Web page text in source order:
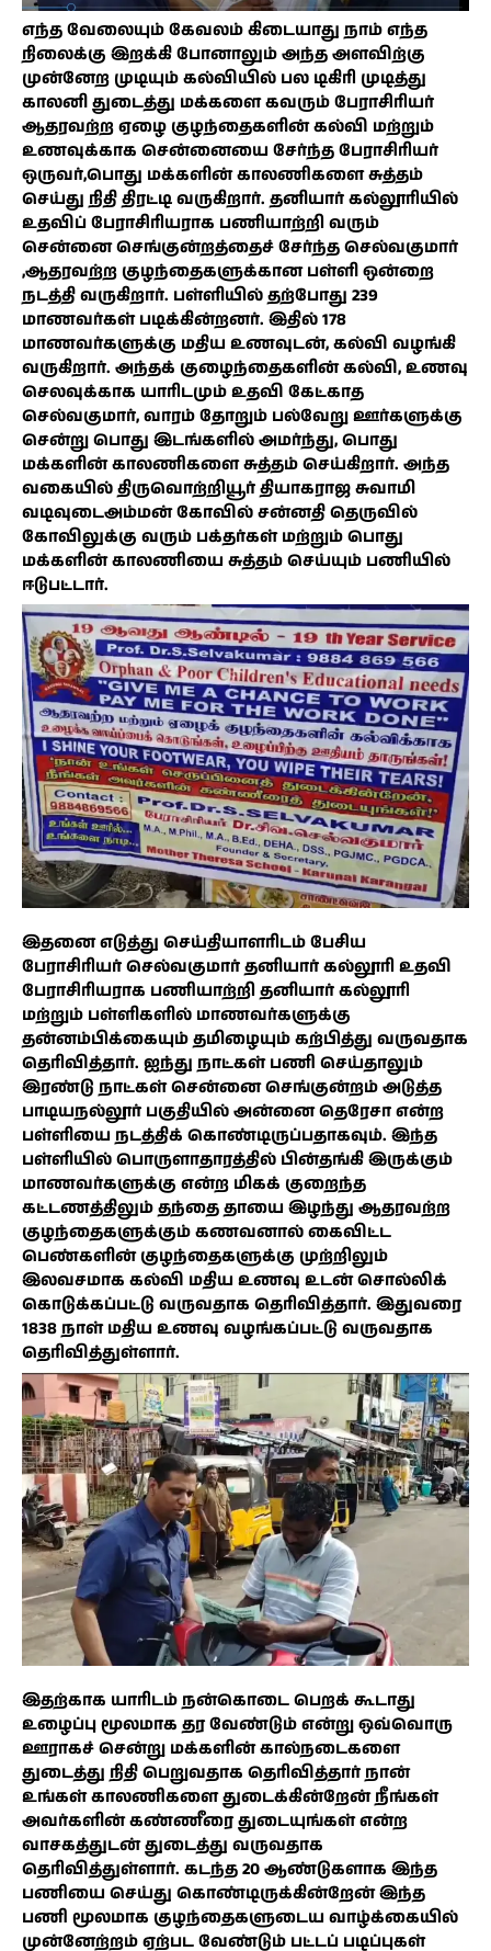
எந்த வேலையும் கேவலம் கிடையாது நாம் எந்த
நிலைக்கு இறக்கி போனாலும் அந்த அளவிற்கு
முன்னேற முடியும் கல்வியில் பல டிகிரி முடித்து
காலனி துடைத்து மக்களை கவரும் பேராசிரியர்
ஆதரவற்ற ஏழை குழந்தைகளின் கல்வி மற்றும்
உணவுக்காக சென்னையை சேர்ந்த பேராசிரியர்
ஒருவர்,பொது மக்களின் காலணிகளை சுத்தம்
செய்து நிதி திரட்டி வருகிறார். தனியார் கல்லூரியில்
உதவிப் பேராசிரியராக பணியாற்றி வரும்
சென்னை செங்குன்றத்தைச் சேர்ந்த செல்வகுமார்
,ஆதரவற்ற குழந்தைகளுக்கான பள்ளி ஒன்றை
நடத்தி வருகிறார். பள்ளியில் தற்போது 239
மாணவர்கள் படிக்கின்றனர். இதில் 178
மாணவர்களுக்கு மதிய உணவுடன், கல்வி வழங்கி
வருகிறார். அந்தக் குழைந்தைகளின் கல்வி, உணவு
செலவுக்காக யாரிடமும் உதவி கேட்காத
செல்வகுமார், வாரம் தோறும் பல்வேறு ஊர்களுக்கு
சென்று பொது இடங்களில் அமர்ந்து, பொது
மக்களின் காலணிகளை சுத்தம் செய்கிறார். அந்த
வகையில் திருவொற்றியூர் தியாகராஜ சுவாமி
வடிவுடைஅம்மன் கோவில் சன்னதி தெருவில்
கோவிலுக்கு வரும் பக்தர்கள் மற்றும் பொது
மக்களின் காலணியை சுத்தம் செய்யும் பணியில்
ஈடுபட்டார்.
இதனை எடுத்து செய்தியாளரிடம் பேசிய
பேராசிரியர் செல்வகுமார் தனியார் கல்லூரி உதவி
பேராசிரியராக பணியாற்றி தனியார் கல்லூரி
மற்றும் பள்ளிகளில் மாணவர்களுக்கு
தன்னம்பிக்கையும் தமிழையும் கற்பித்து வருவதாக
தெரிவித்தார். ஐந்து நாட்கள் பணி செய்தாலும்
இரண்டு நாட்கள் சென்னை செங்குன்றம் அடுத்த
பாடியநல்லூர் பகுதியில் அன்னை தெரேசா என்ற
பள்ளியை நடத்திக் கொண்டிருப்பதாகவும். இந்த
பள்ளியில் பொருளாதாரத்தில் பின்தங்கி இருக்கும்
மாணவர்களுக்கு என்ற மிகக் குறைந்த
கட்டணத்திலும் தந்தை தாயை இழந்து ஆதரவற்ற
குழந்தைகளுக்கும் கணவனால் கைவிட்ட
பெண்களின் குழந்தைகளுக்கு முற்றிலும்
இலவசமாக கல்வி மதிய உணவு உடன் சொல்லிக்
கொடுக்கப்பட்டு வருவதாக தெரிவித்தார். இதுவரை
1838 நாள் மதிய உணவு வழங்கப்பட்டு வருவதாக
தெரிவித்துள்ளார்.
இதற்காக யாரிடம் நன்கொடை பெறக் கூடாது
உழைப்பு மூலமாக தர வேண்டும் என்று ஒவ்வொரு
ஊராகச் சென்று மக்களின் கால்நடைகளை
துடைத்து நிதி பெறுவதாக தெரிவித்தார் நான்
உங்கள் காலணிகளை துடைக்கின்றேன் நீங்கள்
அவர்களின் கண்ணீரை துடையுங்கள் என்ற
வாசகத்துடன் துடைத்து வருவதாக
தெரிவித்துள்ளார். கடந்த 20 ஆண்டுகளாக இந்த
பணியை செய்து கொண்டிருக்கின்றேன் இந்த
பணி மூலமாக குழந்தைகளுடைய வாழ்க்கையில்
முன்னேற்றம் ஏற்பட வேண்டும் பட்டப் படிப்புகள்